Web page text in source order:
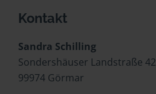
Kontakt
Sandra Schilling
Sondershäuser Landstraße 42
99974 Görmar